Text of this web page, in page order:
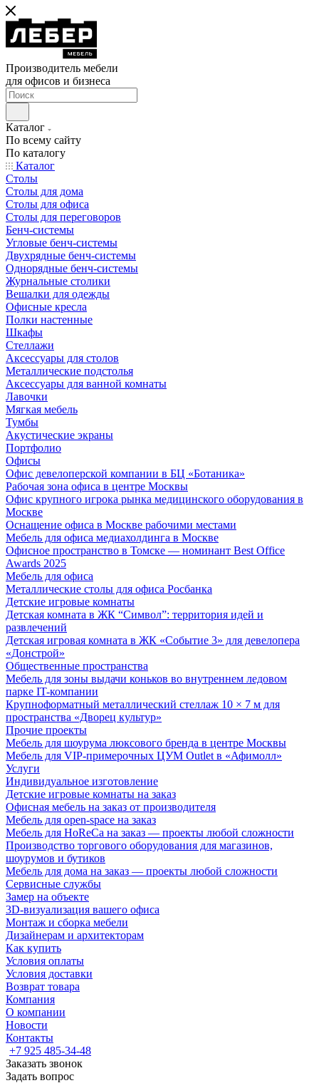
Производитель мебели
для офисов и бизнеса
Каталог
По всему сайту
По каталогу
Каталог
Столы
Столы для дома
Столы для офиса
Столы для переговоров
Бенч-системы
Угловые бенч-системы
Двухрядные бенч-системы
Однорядные бенч-системы
Журнальные столики
Вешалки для одежды
Офисные кресла
Полки настенные
Шкафы
Стеллажи
Аксессуары для столов
Металлические подстолья
Аксессуары для ванной комнаты
Лавочки
Мягкая мебель
Тумбы
Акустические экраны
Портфолио
Офисы
Офис девелоперской компании в БЦ «Ботаника»
Рабочая зона офиса в центре Москвы
Офис крупного игрока рынка медицинского оборудования в
Москве
Оснащение офиса в Москве рабочими местами
Мебель для офиса медиахолдинга в Москве
Офисное пространство в Томске — номинант Best Office
Awards 2025
Мебель для офиса
Металлические столы для офиса Росбанка
Детские игровые комнаты
Детская комната в ЖК “Символ”: территория идей и
развлечений
Детская игровая комната в ЖК «Событие 3» для девелопера
«Донстрой»
Общественные пространства
Мебель для зоны выдачи коньков во внутреннем ледовом
парке IT-компании
Крупноформатный металлический стеллаж 10 × 7 м для
пространства «Дворец культур»
Прочие проекты
Мебель для шоурума люксового бренда в центре Москвы
Мебель для VIP-примерочных ЦУМ Outlet в «Афимолл»
Услуги
Индивидуальное изготовление
Детские игровые комнаты на заказ
Офисная мебель на заказ от производителя
Мебель для open-space на заказ
Мебель для HoReCa на заказ — проекты любой сложности
Производство торгового оборудования для магазинов,
шоурумов и бутиков
Мебель для дома на заказ — проекты любой сложности
Сервисные службы
Замер на объекте
3D-визуализация вашего офиса
Монтаж и сборка мебели
Дизайнерам и архитекторам
Как купить
Условия оплаты
Условия доставки
Возврат товара
Компания
О компании
Новости
Контакты
+7 925 485-34-48
Заказать звонок
Задать вопрос